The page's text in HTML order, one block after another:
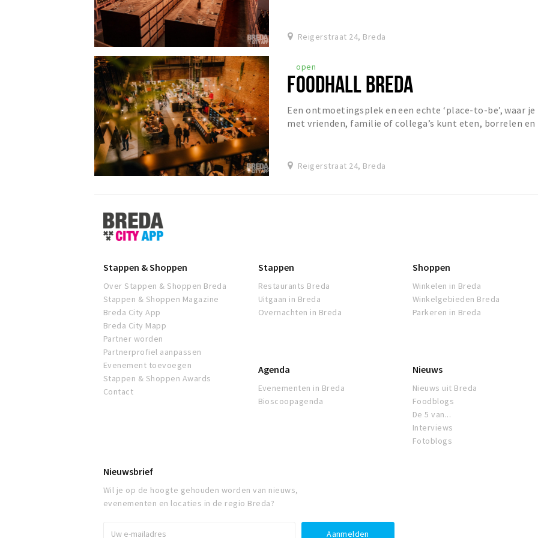
Reigerstraat 24, Breda
open
FOODHALL BREDA
​Een ontmoetingsplek en een echte ‘place-to-be’, waar je
met vrienden, familie of collega’s kunt eten, borrelen en
Reigerstraat 24, Breda
Stappen
&
Shoppen
Stappen & Shoppen
Over Stappen & Shoppen Breda
Stappen & Shoppen Magazine
Breda City App
Breda City Mapp
Partner worden
Partnerprofiel aanpassen
Evenement toevoegen
Stappen & Shoppen Awards
Contact
Stappen
Restaurants Breda
Uitgaan in Breda
Overnachten in Breda
Shoppen
Winkelen in Breda
Winkelgebieden Breda
Parkeren in Breda
Agenda
Evenementen in Breda
Bioscoopagenda
Nieuws
Nieuws uit Breda
Foodblogs
De 5 van...
Interviews
Fotoblogs
Nieuwsbrief
Wil je op de hoogte gehouden worden van nieuws,
evenementen en locaties in de regio Breda?